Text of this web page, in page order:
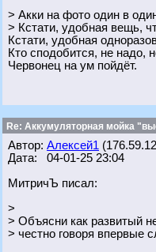
> Акки на фото один в
> Кстати, удобная вещь,
Кстати, удобная
Кто сподобится, не надо,
Червонец на ум пойдёт.
Re: Аккумуляторная мойка
Автор: Алексей1
Дата: 04-01-25 23:04
МитричЪ писал:
>
> Объясни как развитый
> честно говоря впервые